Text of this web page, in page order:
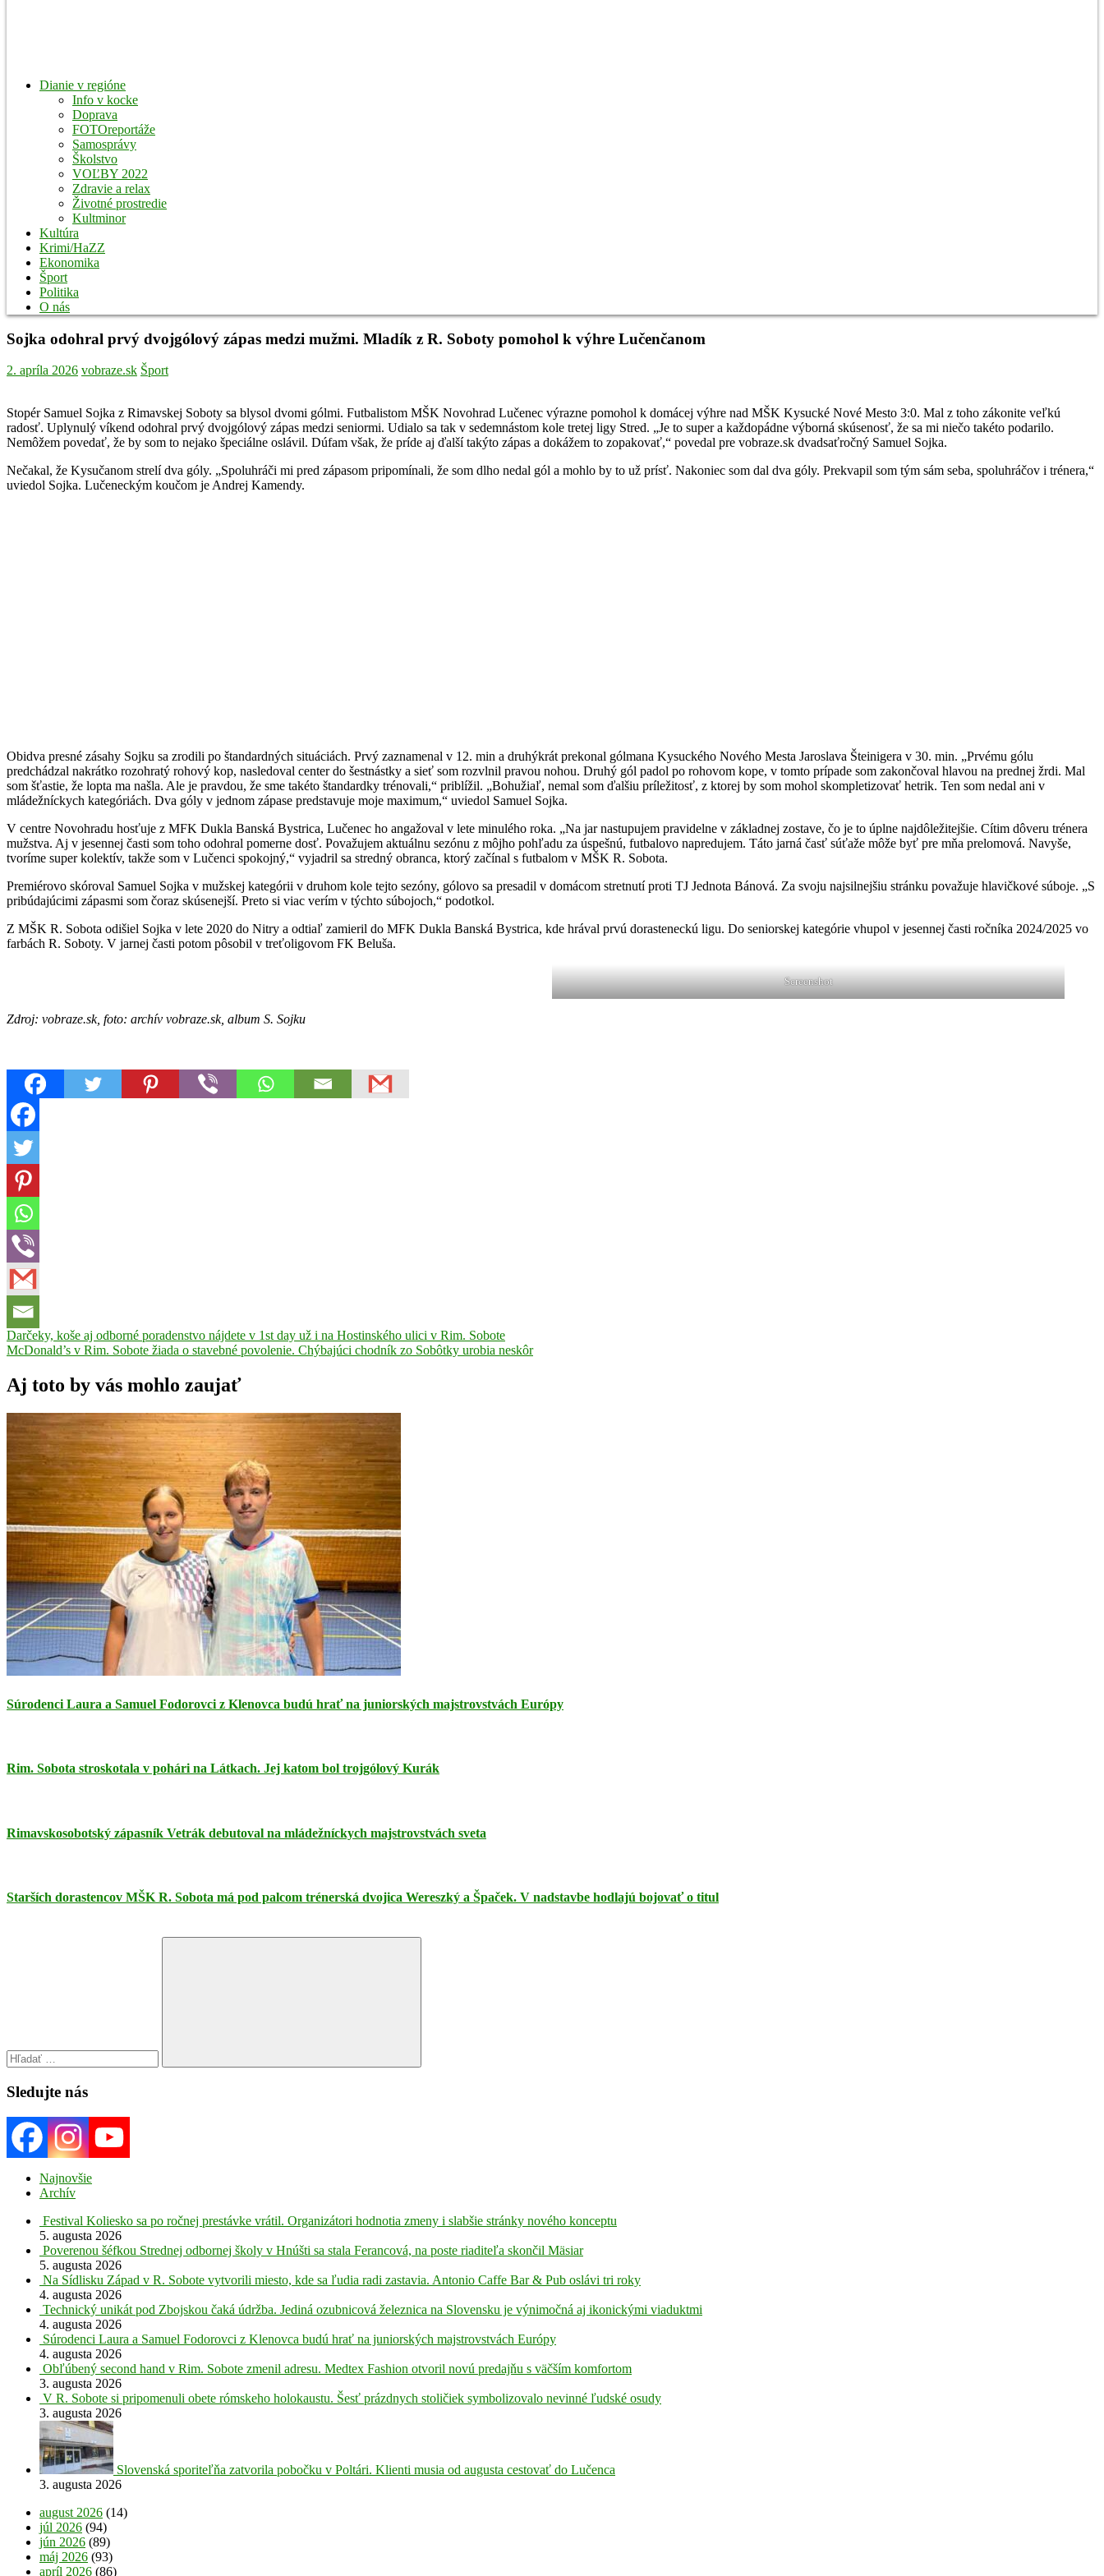
Dianie v regióne
Info v kocke
Doprava
FOTOreportáže
Samosprávy
Školstvo
VOĽBY 2022
Zdravie a relax
Životné prostredie
Kultminor
Kultúra
Krimi/HaZZ
Ekonomika
Šport
Politika
O nás
Sojka odohral prvý dvojgólový zápas medzi mužmi. Mladík z R. Soboty pomohol k výhre Lučenčanom
2. apríla 2026 vobraze.sk Šport
Stopér Samuel Sojka z Rimavskej Soboty sa blysol dvomi gólmi. Futbalistom MŠK Novohrad Lučenec výrazne pomohol k domácej výhre nad MŠK Kysucké Nové Mesto 3:0. Mal z toho zákonite veľkú
radosť. Uplynulý víkend odohral prvý dvojgólový zápas medzi seniormi. Udialo sa tak v sedemnástom kole tretej ligy Stred. „Je to super a každopádne výborná skúsenosť, že sa mi niečo takéto podarilo.
Nemôžem povedať, že by som to nejako špeciálne oslávil. Dúfam však, že príde aj ďalší takýto zápas a dokážem to zopakovať,“ povedal pre vobraze.sk dvadsaťročný Samuel Sojka.
Nečakal, že Kysučanom strelí dva góly. „Spoluhráči mi pred zápasom pripomínali, že som dlho nedal gól a mohlo by to už prísť. Nakoniec som dal dva góly. Prekvapil som tým sám seba, spoluhráčov i trénera,“
uviedol Sojka. Lučeneckým koučom je Andrej Kamendy.
Obidva presné zásahy Sojku sa zrodili po štandardných situáciách. Prvý zaznamenal v 12. min a druhýkrát prekonal gólmana Kysuckého Nového Mesta Jaroslava Šteinigera v 30. min. „Prvému gólu
predchádzal nakrátko rozohratý rohový kop, nasledoval center do šestnástky a sieť som rozvlnil pravou nohou. Druhý gól padol po rohovom kope, v tomto prípade som zakončoval hlavou na prednej žrdi. Mal
som šťastie, že lopta ma našla. Ale je pravdou, že sme takéto štandardky trénovali,“ priblížil. „Bohužiaľ, nemal som ďalšiu príležitosť, z ktorej by som mohol skompletizovať hetrik. Ten som nedal ani v
mládežníckych kategóriách. Dva góly v jednom zápase predstavuje moje maximum,“ uviedol Samuel Sojka.
V centre Novohradu hosťuje z MFK Dukla Banská Bystrica, Lučenec ho angažoval v lete minulého roka. „Na jar nastupujem pravidelne v základnej zostave, čo je to úplne najdôležitejšie. Cítim dôveru trénera
mužstva. Aj v jesennej časti som toho odohral pomerne dosť. Považujem aktuálnu sezónu z môjho pohľadu za úspešnú, futbalovo napredujem. Táto jarná časť súťaže môže byť pre mňa prelomová. Navyše,
tvoríme super kolektív, takže som v Lučenci spokojný,“ vyjadril sa stredný obranca, ktorý začínal s futbalom v MŠK R. Sobota.
Premiérovo skóroval Samuel Sojka v mužskej kategórii v druhom kole tejto sezóny, gólovo sa presadil v domácom stretnutí proti TJ Jednota Bánová. Za svoju najsilnejšiu stránku považuje hlavičkové súboje. „S
pribúdajúcimi zápasmi som čoraz skúsenejší. Preto si viac verím v týchto súbojoch,“ podotkol.
Z MŠK R. Sobota odišiel Sojka v lete 2020 do Nitry a odtiaľ zamieril do MFK Dukla Banská Bystrica, kde hrával prvú dorasteneckú ligu. Do seniorskej kategórie vhupol v jesennej časti ročníka 2024/2025 vo
farbách R. Soboty. V jarnej časti potom pôsobil v treťoligovom FK Beluša.
Screenshot
Zdroj: vobraze.sk, foto: archív vobraze.sk, album S. Sojku
dvojgólový
zápasFutbalMŠK
LučenecMŠK
R.
SobotaNovohradSamuel
Sojka
Navigácia
v
článku
Previous
Post:
Darčeky, koše aj odborné poradenstvo nájdete v 1st day už i na Hostinského ulici v Rim. Sobote
Next
McDonald’s v Rim. Sobote žiada o stavebné povolenie. Chýbajúci chodník zo Sobôtky urobia neskôr
Aj toto by vás mohlo zaujať
Súrodenci Laura a Samuel Fodorovci z Klenovca budú hrať na juniorských majstrovstvách Európy
Rim. Sobota stroskotala v pohári na Látkach. Jej katom bol trojgólový Kurák
Rimavskosobotský zápasník Vetrák debutoval na mládežníckych majstrovstvách sveta
Starších dorastencov MŠK R. Sobota má pod palcom trénerská dvojica Wereszký a Špaček. V nadstavbe hodlajú bojovať o titul
Search
Sledujte nás
Najnovšie
Archív
Festival Koliesko sa po ročnej prestávke vrátil. Organizátori hodnotia zmeny i slabšie stránky nového konceptu
5. augusta 2026
Poverenou šéfkou Strednej odbornej školy v Hnúšti sa stala Ferancová, na poste riaditeľa skončil Mäsiar
5. augusta 2026
Na Sídlisku Západ v R. Sobote vytvorili miesto, kde sa ľudia radi zastavia. Antonio Caffe Bar & Pub oslávi tri roky
4. augusta 2026
Technický unikát pod Zbojskou čaká údržba. Jediná ozubnicová železnica na Slovensku je výnimočná aj ikonickými viaduktmi
4. augusta 2026
Súrodenci Laura a Samuel Fodorovci z Klenovca budú hrať na juniorských majstrovstvách Európy
4. augusta 2026
Obľúbený second hand v Rim. Sobote zmenil adresu. Medtex Fashion otvoril novú predajňu s väčším komfortom
3. augusta 2026
V R. Sobote si pripomenuli obete rómskeho holokaustu. Šesť prázdnych stoličiek symbolizovalo nevinné ľudské osudy
3. augusta 2026
Slovenská sporiteľňa zatvorila pobočku v Poltári. Klienti musia od augusta cestovať do Lučenca
3. augusta 2026
august 2026 (14)
júl 2026 (94)
jún 2026 (89)
máj 2026 (93)
apríl 2026 (86)